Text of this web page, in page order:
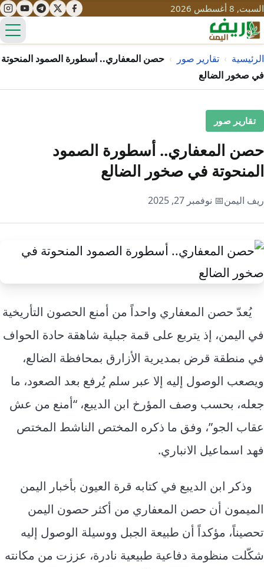
السبت, 8 أغسطس 2026
صحة
طرُق
تنمية
قصص نجاح
مبادرات
سياحة
تراث
ثقافة
إرشاد زراعي
قضايا
قصة
انفوجرافيك
الرئيسية › تقارير صور › حصن المعفاري.. أسطورة الصمود المنحوتة
في صخور الضالع
تقارير صور
حصن المعفاري.. أسطورة الصمود
المنحوتة في صخور الضالع
ريف اليمن📅 نوفمبر 27, 2025
يُعدّ حصن المعفاري واحداً من أمنع الحصون التأريخية
في اليمن، إذ يتربع على قمة جبلية شاهقة حادة الحواف
في منطقة قرض بمديرية الأزارق بمحافظة الضالع،
ويصعب الوصول إليه إلا عبر سلم يُرفع بعد الصعود، ما
جعله، بحسب وصف المؤرخ ابن الديبع، “أمنع من عش
عقاب الجو”، وفق ما ذكره المختص الناشط المختص
فهد اسماعيل الانباري.
وذكر ابن الديبع في كتابه قرة العيون بأخبار اليمن
الميمون أن حصن المعفاري من أكثر حصون اليمن
تحصيناً، مؤكداً أن طبيعة الجبل ووسيلة الوصول إليه
شكّلت منظومة دفاعية طبيعية نادرة، عززت من مكانته